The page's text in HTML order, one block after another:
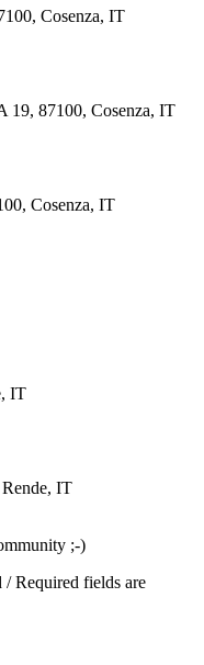
Cosenza, IT
87100, Cosenza, IT
Cosenza, IT
IT
IT
;-)
Required fields are